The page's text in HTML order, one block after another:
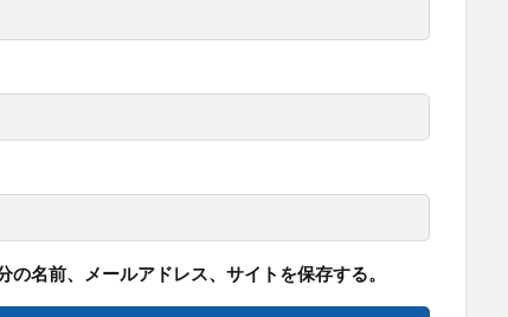
名前、メールアドレス、サイトを保存する。